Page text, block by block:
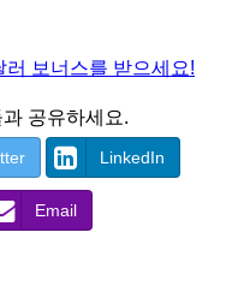
보너스를 받으세요!
공유하세요.
LinkedIn
Email